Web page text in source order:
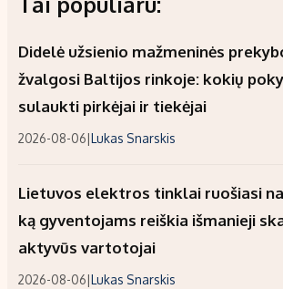
Didelė užsienio mažmeninės
žvalgosi Baltijos rinkoje: kokių
sulaukti pirkėjai ir tiekėjai
2026-08-06|Lukas Snarskis
Lietuvos elektros tinklai ruošiasi
ką gyventojams reiškia išmanieji
aktyvūs vartotojai
2026-08-06|Lukas Snarskis